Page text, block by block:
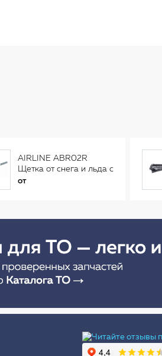
AIRLINE ABR02R
Щетка от снега и льда с
распушенной щетиной
от